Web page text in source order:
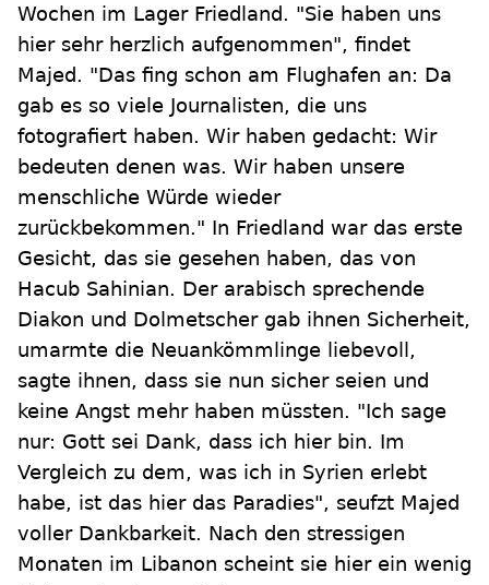
Wochen im Lager Friedland. "Sie haben uns
hier sehr herzlich aufgenommen", findet
Majed. "Das fing schon am Flughafen an: Da
gab es so viele Journalisten, die uns
fotografiert haben. Wir haben gedacht: Wir
bedeuten denen was. Wir haben unsere
menschliche Würde wieder
zurückbekommen." In Friedland war das erste
Gesicht, das sie gesehen haben, das von
Hacub Sahinian. Der arabisch sprechende
Diakon und Dolmetscher gab ihnen Sicherheit,
umarmte die Neuankömmlinge liebevoll,
sagte ihnen, dass sie nun sicher seien und
keine Angst mehr haben müssten. "Ich sage
nur: Gott sei Dank, dass ich hier bin. Im
Vergleich zu dem, was ich in Syrien erlebt
habe, ist das hier das Paradies", seufzt Majed
voller Dankbarkeit. Nach den stressigen
Monaten im Libanon scheint sie hier ein wenig